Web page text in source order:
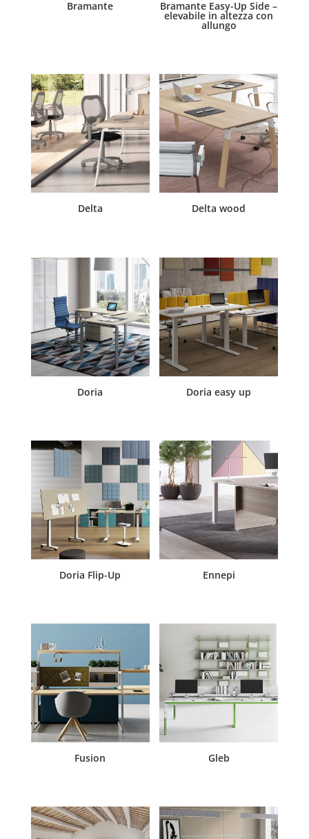
Bramante Bramante Easy-Up Side –
elevabile in altezza con
allungo
Delta Delta wood
Doria Doria easy up
Doria Flip-Up Ennepi
Fusion Gleb